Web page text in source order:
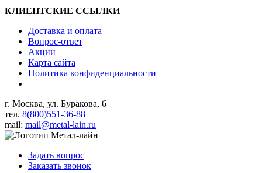
КЛИЕНТСКИЕ ССЫЛКИ
Доставка и оплата
Вопрос-ответ
Акции
Карта сайта
Политика конфиденциальности
г. Москва, ул. Буракова, 6
тел. 8(800)551-36-88
mail: mail@metal-lain.ru
Задать вопрос
Заказать звонок